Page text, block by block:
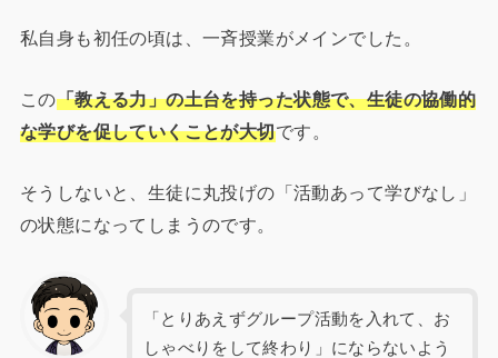
私自身も初任の頃は、一斉授業がメインでした。
この「教える力」の土台を持った状態で、生徒の協働的
な学びを促していくことが大切です。
そうしないと、生徒に丸投げの「活動あって学びなし」
の状態になってしまうのです。
「とりあえずグループ活動を入れて、お
しゃべりをして終わり」にならないよう